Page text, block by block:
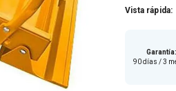
trabajo
caja de
Vista rápida:
Garantía:
90 días / 3